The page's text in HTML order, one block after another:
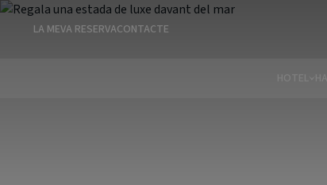
LA MEVA RESERVACONTACTE